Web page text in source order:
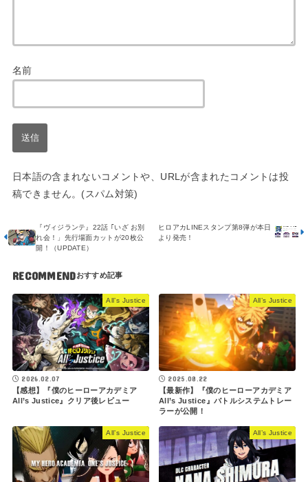
名前
日本語の含まれないコメントや、URLが含まれたコメントは投
稿できません。(スパム対策)
ヒロアカLINEスタンプ第8弾が本日
より発売！
『ヴィジランテ』22話 ｢いざ お別
れ会！」先行場面カットが20枚公
開！（UPDATE）
RECOMMEND
All’s Justice
2026.02.07
【感想】『僕のヒーローアカデミア
All’s Justice』クリア後レビュー
All’s Justice
2025.08.22
【最新作】『僕のヒーローアカデミア
All’s Justice』バトルシステムトレー
ラーが公開！
All’s Justice All’s Justice